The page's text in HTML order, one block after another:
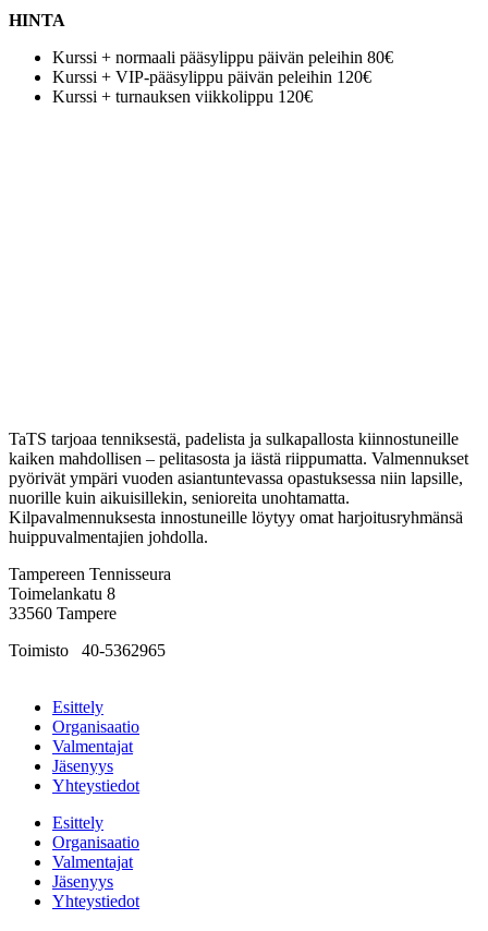
HINTA
Kurssi + normaali pääsylippu päivän peleihin 80€
Kurssi + VIP-pääsylippu päivän peleihin 120€
Kurssi + turnauksen viikkolippu 120€
TaTS tarjoaa tenniksestä, padelista ja sulkapallosta kiinnostuneille
kaiken mahdollisen – pelitasosta ja iästä riippumatta. Valmennukset
pyörivät ympäri vuoden asiantuntevassa opastuksessa niin lapsille,
nuorille kuin aikuisillekin, senioreita unohtamatta.
Kilpavalmennuksesta innostuneille löytyy omat harjoitusryhmänsä
huippuvalmentajien johdolla.
Tampereen Tennisseura
Toimelankatu 8
33560 Tampere
Toimisto
40-5362965
Esittely
Organisaatio
Valmentajat
Jäsenyys
Yhteystiedot
Esittely
Organisaatio
Valmentajat
Jäsenyys
Yhteystiedot